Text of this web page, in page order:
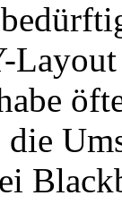
die